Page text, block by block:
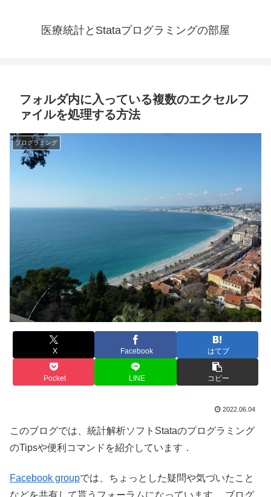
医療統計とStataプログラミングの部屋
フォルダ内に入っている複数のエクセルフ
ァイルを処理する方法
プログラミング
X Facebook はてブ
Pocket LINE コピー
2022.06.04
このブログでは、統計解析ソフトStataのプログラミング
のTipsや便利コマンドを紹介しています．
Facebook groupでは、ちょっとした疑問や気づいたこと